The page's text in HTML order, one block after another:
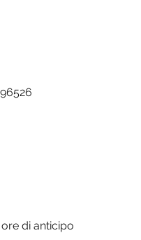
di anticipo